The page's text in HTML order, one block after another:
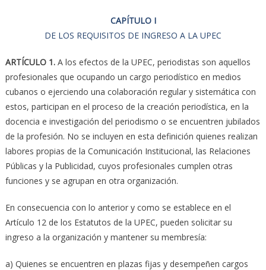
CAPÍTULO I
DE LOS REQUISITOS DE INGRESO A LA UPEC
ARTÍCULO 1.A los efectos de la UPEC, periodistas son aquellos
profesionales que ocupando un cargo periodístico en medios
cubanos o ejerciendo una colaboración regular y sistemática con
estos, participan en el proceso de la creación periodística, en la
docencia e investigación del periodismo o se encuentren jubilados
de la profesión. No se incluyen en esta definición quienes realizan
labores propias de la Comunicación Institucional, las Relaciones
Públicas y la Publicidad, cuyos profesionales cumplen otras
funciones y se agrupan en otra organización.
En consecuencia con lo anterior y como se establece en el
Artículo 12 de los Estatutos de la UPEC, pueden solicitar su
ingreso a la organización y mantener su membresía:
a) Quienes se encuentren en plazas fijas y desempeñen cargos